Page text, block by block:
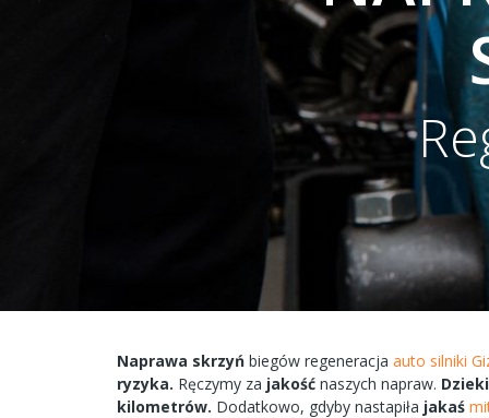
Naprawa skrzyń biegów regeneracja auto silniki
ryzyka. Ręczymy za jakość naszych napraw. Dzieki
kilometrów. Dodatkowo, gdyby nastapiła jakaś